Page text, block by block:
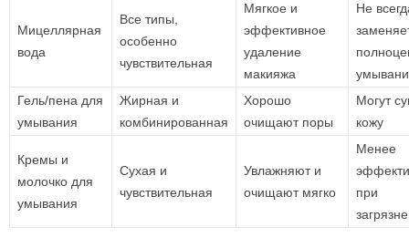
Мицеллярная
вода
Все типы,
особенно
чувствительная
Мягкое и
эффективное
удаление
макияжа
Не
Гель/пена для
умывания
Жирная и
комбинированная
Хорошо
очищают поры
Могут
кожу
Кремы и
молочко для
умывания
Сухая и
чувствительная
Увлажняют и
очищают мягко
Менее
при